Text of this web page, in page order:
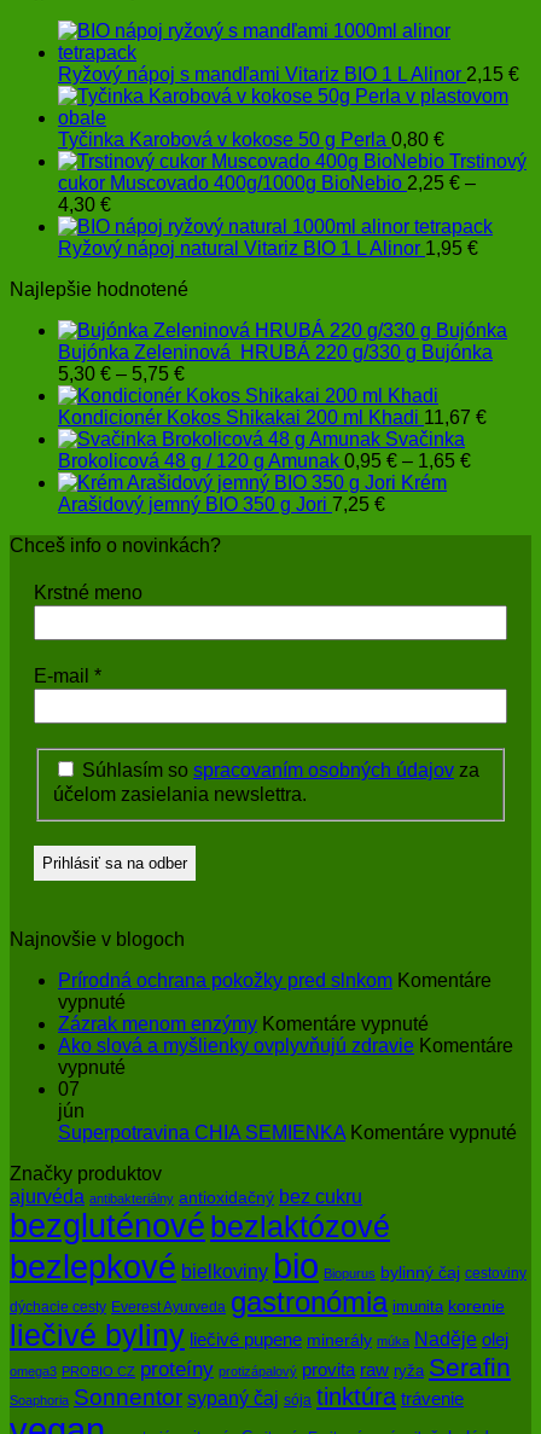
Ryžový nápoj s mandľami Vitariz BIO 1 L Alinor 2,15 €
Tyčinka Karobová v kokose 50 g Perla 0,80 €
Trstinový
cukor Muscovado 400g/1000g BioNebio 2,25 € –
4,30 €Price
range:
2,25 €
4,30 €
Ryžový nápoj natural Vitariz BIO 1 L Alinor 1,95 €
Najlepšie hodnotené
Bujónka Zeleninová HRUBÁ 220 g/330 g Bujónka
5,30 € – 5,75 €Price
range:
5,30 €
through
5,75 €
Kondicionér Kokos Shikakai 200 ml Khadi 11,67 €
Svačinka
Brokolicová 48 g / 120 g Amunak 0,95 € – 1,65 €Price
Krém
Arašidový jemný BIO 350 g Jori 7,25 €
Chceš info o novinkách?
Krstné meno
E-mail *
Súhlasím so spracovaním osobných údajov za
účelom zasielania newslettra.
Najnovšie v blogoch
Prírodná ochrana pokožky pred slnkom Komentáre
vypnuté
Prírodná
ochrana
Zázrak menom enzýmy Komentáre vypnuté
Zázrak
Ako slová a myšlienky ovplyvňujú zdravie Komentáre
vypnuté
a
ovplyvňujú
zdravie
07
jún
Superpotravina CHIA SEMIENKA Komentáre vypnuté
Značky produktov
ajurvéda antibakteriálny antioxidačný bez cukru
bezgluténové bezlaktózové
bezlepkové bielkoviny bio Biopurus bylinný čaj cestoviny
dýchacie cesty Everest Ayurveda gastronómia imunita korenie
liečivé byliny liečivé pupene minerály múka Naděje olej
omega3 PROBIO CZ proteíny protizápalový provita raw ryža Serafin
Soaphoria Sonnentor sypaný čaj sója tinktúra trávenie